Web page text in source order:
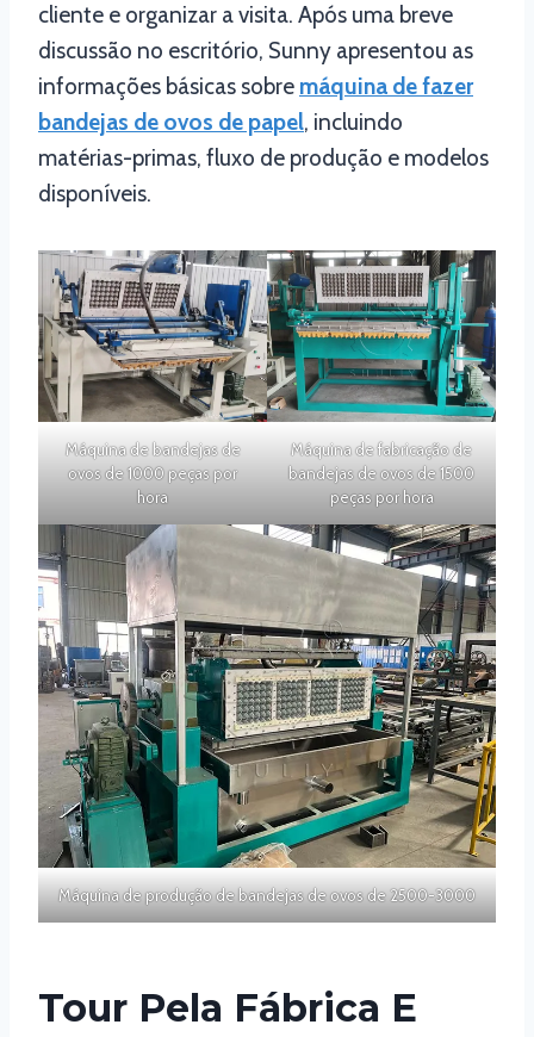
cliente e organizar a visita. Após uma breve
discussão no escritório, Sunny apresentou as
informações básicas sobre máquina de fazer
bandejas de ovos de papel, incluindo
matérias-primas, fluxo de produção e modelos
disponíveis.
Máquina de bandejas de
ovos de 1000 peças por
hora
Máquina de fabricação de
bandejas de ovos de 1500
peças por hora
Máquina de produção de bandejas de ovos de 2500-3000
Tour Pela Fábrica E